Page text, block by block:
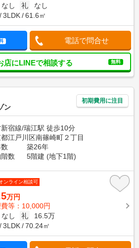
なし 礼
なし
3LDK 61.6㎡
電話で問合せ
店にLINEで相談する 無料
ン
初期費用に注目
宿線/瑞江駅 徒歩10分
江戸川区南篠崎町２丁目
築26年
数
5階建 (地下1階)
ンライン相談可
万円
等：10,000円
なし 礼
16.5万
3LDK 70.24㎡